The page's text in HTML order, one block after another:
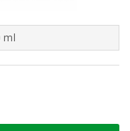
ml